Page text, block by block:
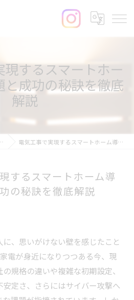
現するスマートホー
と成功の秘訣を徹底
解説
電気工事で実現するスマートホーム導入の課題と成功の秘訣を徹底解説
するスマートホーム導
の秘訣を徹底解説
、思いがけない壁を感じたこと
電が身近になりつつある今、現
規格の違いや複雑な初期設定、
安定さ、さらにはサイバー攻撃へ